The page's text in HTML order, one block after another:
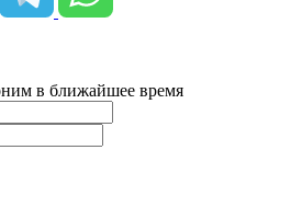
в ближайшее время